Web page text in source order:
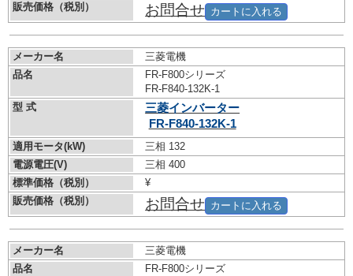
販売価格（税別）
お問合せ カートに入れる
メーカー名
三菱電機
品名
FR-F800シリーズ
FR-F840-132K-1
型 式
三菱インバーター
FR-F840-132K-1
適用モータ(kW)
三相 132
電源電圧(V)
三相 400
標準価格（税別）
¥
販売価格（税別）
お問合せ カートに入れる
メーカー名
三菱電機
品名
FR-F800シリーズ